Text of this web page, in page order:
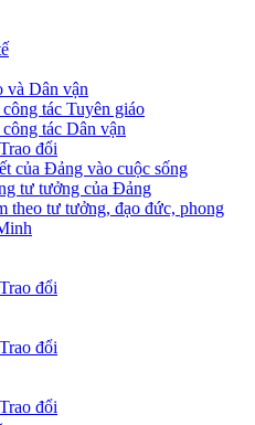
và Dân vận
tác Tuyên giáo
tác Dân vận
đổi
của Đảng vào cuộc sống
tư tưởng của Đảng
theo tư tưởng, đạo đức, phong
đổi
đổi
đổi